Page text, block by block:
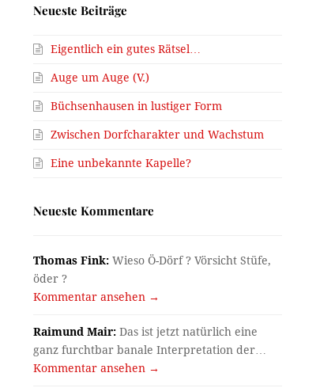
Neueste Beiträge
Eigentlich ein gutes Rätsel…
Auge um Auge (V.)
Büchsenhausen in lustiger Form
Zwischen Dorfcharakter und Wachstum
Eine unbekannte Kapelle?
Neueste Kommentare
Thomas Fink: Wieso Ö-Dörf ? Vörsicht Stüfe,
öder ?
Kommentar ansehen →
Raimund Mair: Das ist jetzt natürlich eine
ganz furchtbar banale Interpretation der…
Kommentar ansehen →